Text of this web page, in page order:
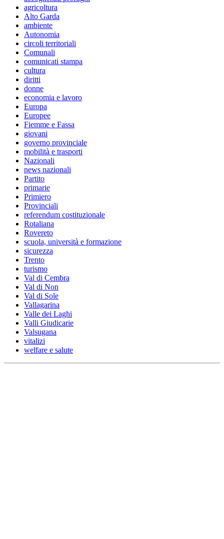
agricoltura
Alto Garda
ambiente
Autonomia
circoli territoriali
Comunali
comunicati stampa
cultura
diritti
donne
economia e lavoro
Europa
Europee
Fiemme e Fassa
giovani
governo provinciale
mobilità e trasporti
Nazionali
news nazionali
Partito
primarie
Primiero
Provinciali
referendum costituzionale
Rotaliana
Rovereto
scuola, università e formazione
sicurezza
Trento
turismo
Val di Cembra
Val di Non
Val di Sole
Vallagarina
Valle dei Laghi
Valli Giudicarie
Valsugana
vitalizi
welfare e salute